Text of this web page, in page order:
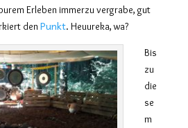
Erleben immerzu vergrabe, gut
den Punkt. Heuureka, wa?
Bis
zu
die
se
m